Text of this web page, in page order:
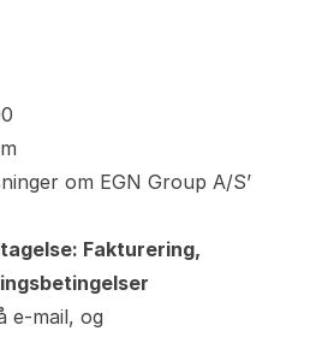
om EGN Group A/S’
Fakturering,
e-mail, og